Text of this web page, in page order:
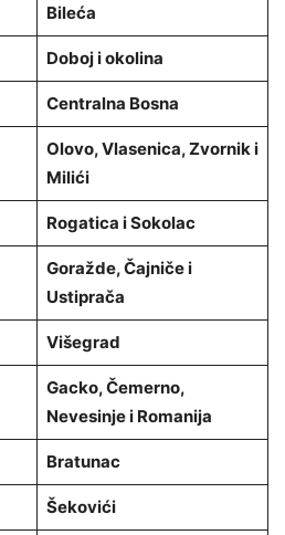
Bileća
Doboj i okolina
Centralna Bosna
Olovo, Vlasenica, Zvornik i
Milići
Rogatica i Sokolac
Goražde, Čajniče i
Ustiprača
Višegrad
Gacko, Čemerno,
Nevesinje i Romanija
Bratunac
Šekovići